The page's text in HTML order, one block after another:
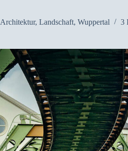
Architektur, Landschaft, Wuppertal 3